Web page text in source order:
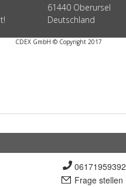
Frage stellen